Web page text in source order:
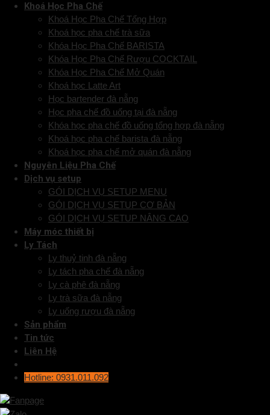
Khoá Học Pha Chế
Khoá Học Pha Chế Tổng Hợp
Khoá học pha chế trà sữa
Khóa Học Pha Chế BARISTA
Khóa Học Pha Chế Rượu COCKTAIL
Khóa Học Pha Chế Mở Quán
Khoá học Latte Art
Học bartender đà nẵng
Học pha chế đồ uống tại đà nẵng
Khóa học pha chế đồ uống tổng hợp đà nẵng
Khoá học pha chế barista đà nẵng
Khoá học pha chế mở quán đà nẵng
Nguyên Liệu Pha Chế
Dịch vụ setup
GÓI DỊCH VỤ SETUP MENU
GÓI DỊCH VỤ SETUP CƠ BẢN
GÓI DỊCH VỤ SETUP NÂNG CAO
Máy móc thiết bị
Ly Tách
Ly thuỷ tinh đà nẵng
Ly tách pha chế đà nẵng
Ly cà phê đà nẵng
Ly trà sữa đà nẵng
Ly uống rượu đà nẵng
Sản phẩm
Tin tức
Liên Hệ
Hotline: 0931.011.092